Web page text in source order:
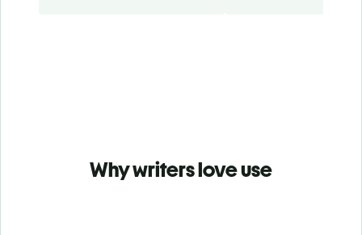
Why writers love use